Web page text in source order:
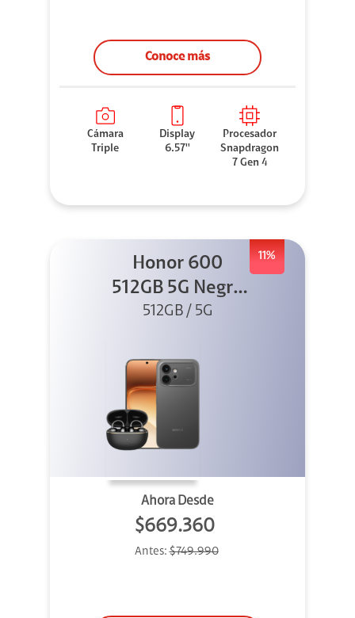
Conoce más
Cámara
Triple
Display
6.57''
Procesador
Snapdragon
7 Gen 4
11%
Honor 600
512GB 5G Negro
+ Clip 2
512GB / 5G
Ahora Desde
$669.360
Antes:$749.990